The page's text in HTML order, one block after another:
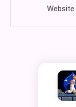
Website